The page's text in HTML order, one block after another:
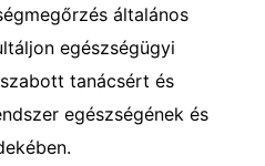
általános
egészségügyi
tanácsért és
egészségének és